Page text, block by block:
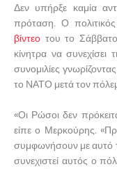
Δεν υπήρξε καμία
πρόταση. Ο
βίντεο του το
κίνητρα να συνεχίσει
συνομιλίες
το ΝΑΤΟ μετά τον
«Οι Ρώσοι δεν
είπε ο Μερκούρης.
συμφωνήσουν με αυτό
συνεχιστεί αυτός ο